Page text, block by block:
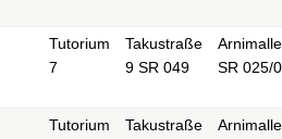
Tutorium
7
Takustraße
9 SR 049
SR 025/
Tutorium
Takustraße